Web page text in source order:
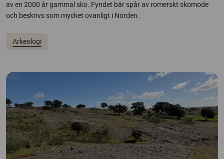
av en 2000 år gammal sko. Fyndet bär spår av romerskt skomode
och beskrivs som mycket ovanligt i Norden.
Arkeologi